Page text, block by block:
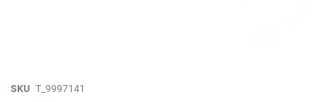
Přeskočit
SKU T_9997141